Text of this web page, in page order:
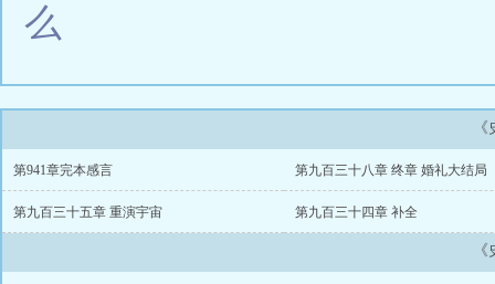
么
第941章完本感言 第九百三十八章 终章 婚礼大结局
第九百三十五章 重演宇宙 第九百三十四章 补全